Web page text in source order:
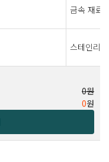
금속 재료
스테인리
0원
0원